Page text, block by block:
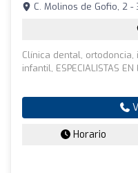
C. Molinos de Gofio, 2 -
Clínica dental,
infantil, ESPECIALISTAS
Horario